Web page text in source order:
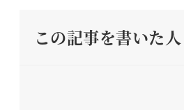
この記事を書いた人